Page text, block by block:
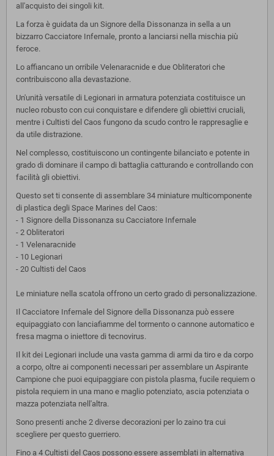
all'acquisto dei singoli kit.
La forza è guidata da un Signore della Dissonanza in sella a un
bizzarro Cacciatore Infernale, pronto a lanciarsi nella mischia più
feroce.
Lo affiancano un orribile Velenaracnide e due Obliteratori che
contribuiscono alla devastazione.
Un'unità versatile di Legionari in armatura potenziata costituisce un
nucleo robusto con cui conquistare e difendere gli obiettivi cruciali,
mentre i Cultisti del Caos fungono da scudo contro le rappresaglie e
da utile distrazione.
Nel complesso, costituiscono un contingente bilanciato e potente in
grado di dominare il campo di battaglia catturando e controllando con
facilità gli obiettivi.
Questo set ti consente di assemblare 34 miniature multicomponente
di plastica degli Space Marines del Caos:
- 1 Signore della Dissonanza su Cacciatore Infernale
- 2 Obliteratori
- 1 Velenaracnide
- 10 Legionari
- 20 Cultisti del Caos
Le miniature nella scatola offrono un certo grado di personalizzazione.
Il Cacciatore Infernale del Signore della Dissonanza può essere
equipaggiato con lanciafiamme del tormento o cannone automatico e
fresa magma o iniettore di tecnovirus.
Il kit dei Legionari include una vasta gamma di armi da tiro e da corpo
a corpo, oltre ai componenti necessari per assemblare un Aspirante
Campione che puoi equipaggiare con pistola plasma, fucile requiem o
pistola requiem in una mano e maglio potenziato, ascia potenziata o
mazza potenziata nell'altra.
Sono presenti anche 2 diverse decorazioni per lo zaino tra cui
scegliere per questo guerriero.
Fino a 4 Cultisti del Caos possono essere assemblati in alternativa